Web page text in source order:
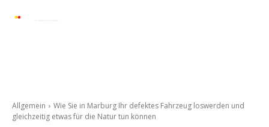
Allgemein
Wie Sie in Marburg Ihr defektes Fahrzeug loswerden und
gleichzeitig etwas für die Natur tun können